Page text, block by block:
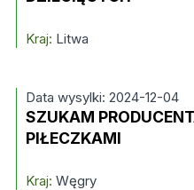
Kraj: Litwa
Data wysylki: 2024-12-04
SZUKAM
PIŁECZKAMI
Kraj: Węgry